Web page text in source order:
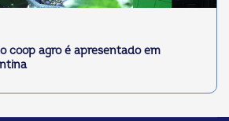
coop agro é apresentado em